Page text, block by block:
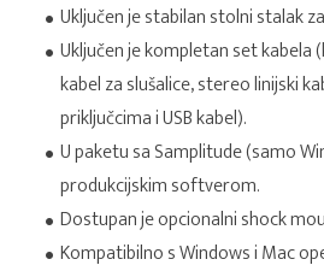
Uključen je stabilan stolni stalak
Uključen je kompletan set kabela
kabel za slušalice, stereo linijski
priključcima i USB kabel).
U paketu sa Samplitude (samo
produkcijskim softverom.
Dostupan je opcionalni shock
Kompatibilno s Windows i Mac